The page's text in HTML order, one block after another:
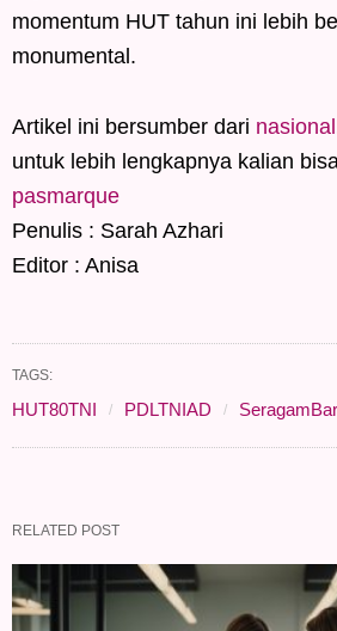
momentum HUT tahun ini lebih
monumental.
Artikel ini bersumber dari
untuk lebih lengkapnya kalian
pasmarque
Penulis : Sarah Azhari
Editor : Anisa
TAGS:
HUT80TNI PDLTNIAD
RELATED POST